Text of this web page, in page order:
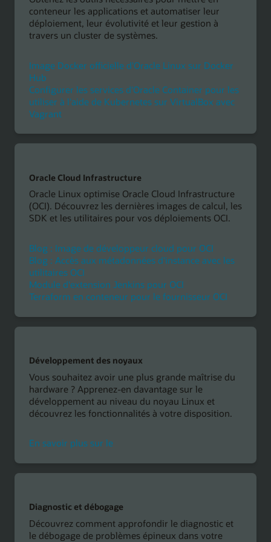
conteneur les applications et automatiser leur
déploiement, leur évolutivité et leur gestion à
travers un cluster de systèmes.
Image Docker officielle d'Oracle Linux sur Docker
Hub
Configurer les services d'Oracle Container pour les
utiliser à l'aide de Kubernetes sur VirtualBox avec
Vagrant
Oracle Cloud Infrastructure
Oracle Linux optimise Oracle Cloud Infrastructure
(OCI). Découvrez les dernières images de calcul, les
SDK et les utilitaires pour vos déploiements OCI.
Blog : Image de développeur cloud pour OCI
Blog : Accès aux métadonnées d'instance avec les
utilitaires OCI
Module d'extension Jenkins pour OCI
Terraform en conteneur pour le fournisseur OCI
Développement des noyaux
Vous souhaitez avoir une plus grande maîtrise du
hardware ? Apprenez-en davantage sur le
développement au niveau du noyau Linux et
découvrez les fonctionnalités à votre disposition.
En savoir plus sur ledéveloppement
noyau
Diagnostic et débogage
Découvrez comment approfondir le diagnostic et
le débogage de problèmes épineux dans votre